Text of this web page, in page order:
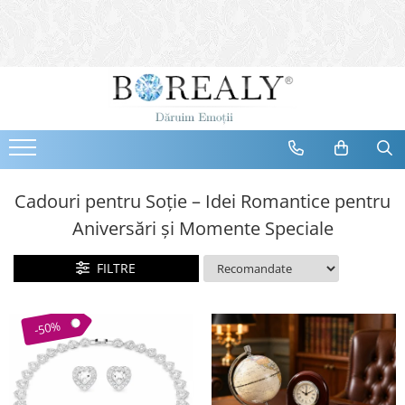
Bijuterii
Cercei
Bratari
Coliere
Bijuterii Femei
Bijuterii Copii
Bijuterii Mirese
Selectii
Cadouri pentru Soție – Idei Romantice pentru
Aniversări și Momente Speciale
FILTRE
-50%